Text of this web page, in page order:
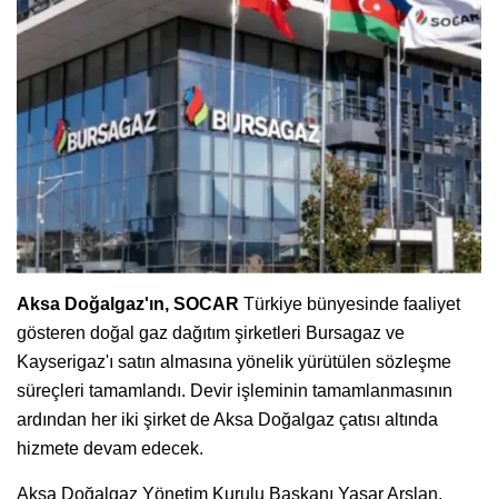
Aksa Doğalgaz'ın, SOCAR Türkiye bünyesinde faaliyet
gösteren doğal gaz dağıtım şirketleri Bursagaz ve
Kayserigaz'ı satın almasına yönelik yürütülen sözleşme
süreçleri tamamlandı. Devir işleminin tamamlanmasının
ardından her iki şirket de Aksa Doğalgaz çatısı altında
hizmete devam edecek.
Aksa Doğalgaz Yönetim Kurulu Başkanı Yaşar Arslan,